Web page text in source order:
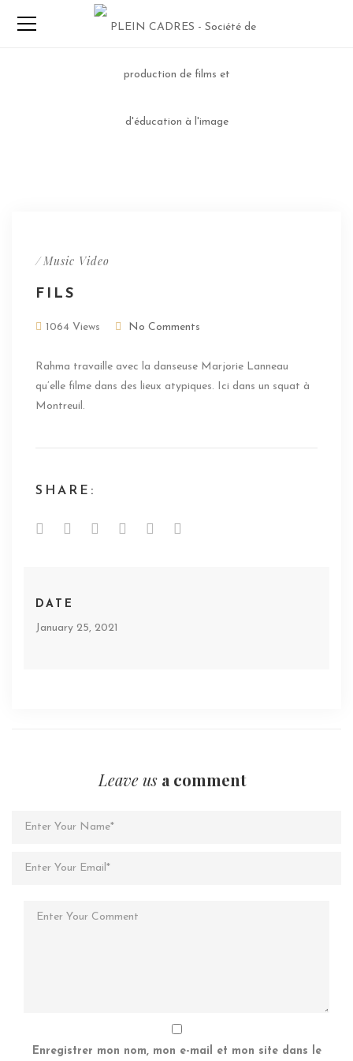
/Music Video
FILS
1064 Views No Comments
Rahma travaille avec la danseuse Marjorie Lanneau
qu’elle filme dans des lieux atypiques. Ici dans un squat à
Montreuil.
SHARE:
DATE
January 25, 2021
Leave us a comment
Enregistrer mon nom, mon e-mail et mon site dans le